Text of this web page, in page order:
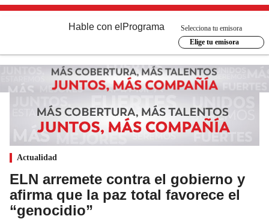
Hable con el Programa
Selecciona tu emisora
Elige tu emisora
Actualidad
ELN arremete contra el gobierno y
afirma que la paz total favorece el
“genocidio”